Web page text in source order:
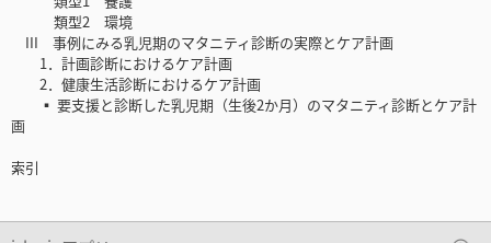
類型2 環境
III 事例にみる乳児期のマタニティ診断の実際とケア計画
1．計画診断におけるケア計画
2．健康生活診断におけるケア計画
▪ 要支援と診断した乳児期（生後2か月）のマタニティ診断とケア計
画
索引